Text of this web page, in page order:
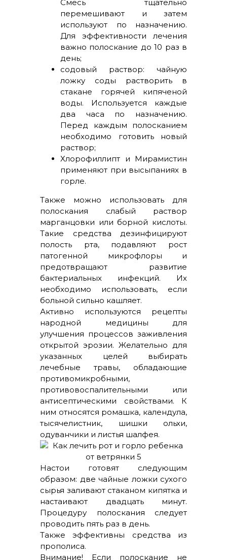
Смесь тщательно
перемешивают и затем
используют по назначению.
Для эффективности лечения
важно полоскание до 10 раз в
день;
содовый раствор: чайную
ложку соды растворить в
стакане горячей кипяченой
воды. Используется каждые
два часа по назначению.
Перед каждым полосканием
необходимо готовить новый
раствор;
Хлорофиллипт и Мирамистин
применяют при высыпаниях в
горле.
Также можно использовать для
полоскания слабый раствор
марганцовки или борной кислоты.
Такие средства дезинфицируют
полость рта, подавляют рост
патогенной микрофлоры и
предотвращают развитие
бактериальных инфекций. Их
необходимо использовать, если
больной сильно кашляет.
Активно используются рецепты
народной медицины для
улучшения процессов заживления
открытой эрозии. Желательно для
указанных целей выбирать
лечебные травы, обладающие
противомикробными,
противовоспалительными или
антисептическими свойствами. К
ним относятся ромашка, календула,
тысячелистник, шишки ольхи,
одуванчики и листья шалфея.
Настои готовят следующим
образом: две чайные ложки сухого
сырья заливают стаканом кипятка и
настаивают двадцать минут.
Процедуру полоскания следует
проводить пять раз в день.
Также эффективны средства из
прополиса.
Внимание! Если полоскание не